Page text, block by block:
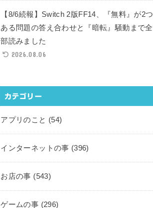
【8/6続報】Switch 2版FF14、『無料』が2つ
ある問題の答え合わせと『暗転』騒動まで全
部読みました
2026.08.06
カテゴリー
アプリのこと (54)
インターネットの事 (396)
お店の事 (543)
ゲームの事 (296)